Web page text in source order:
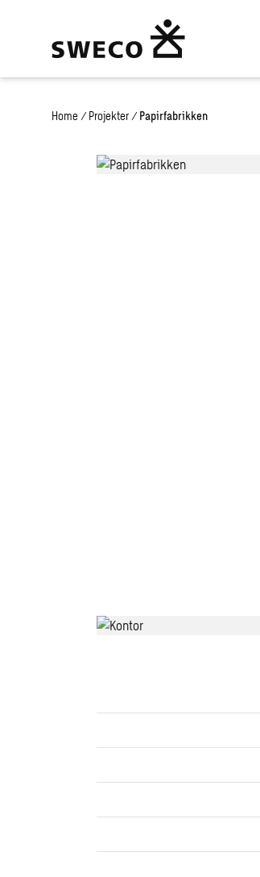
Home / Projekter / Papirfabrikken